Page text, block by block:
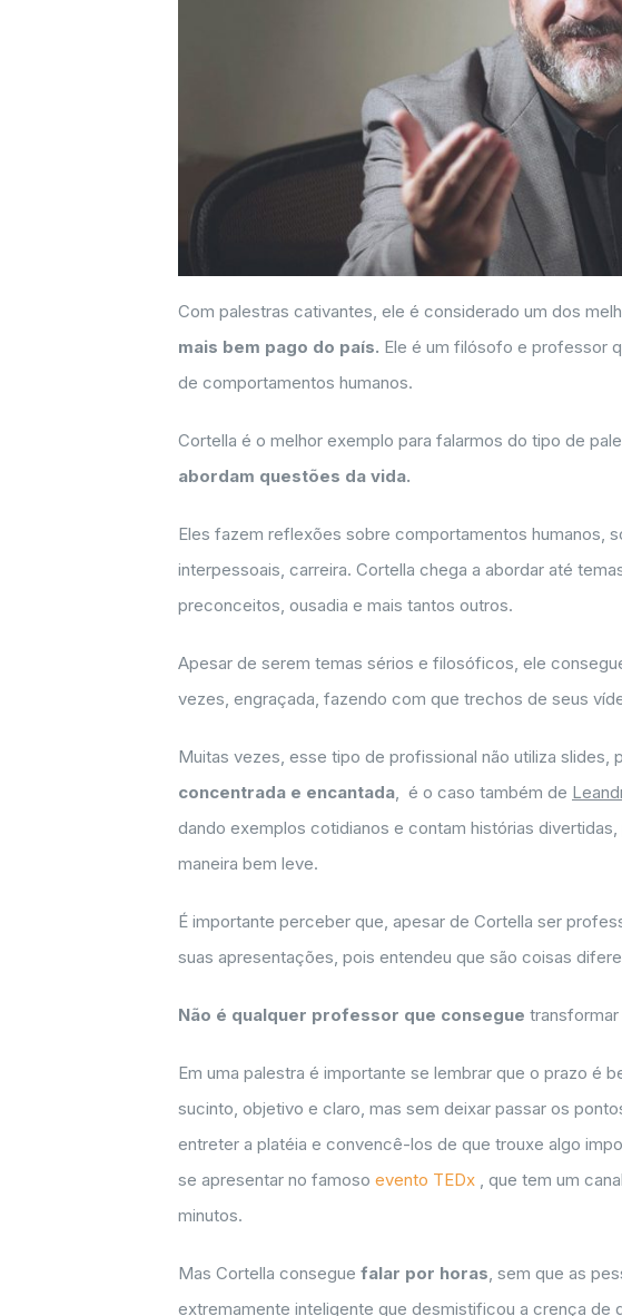
Com palestras cativantes, ele é considerado um dos
mais bem pago do país. Ele é um filósofo e professor
de comportamentos humanos.
Cortella é o melhor exemplo para falarmos do tipo de
abordam questões da vida.
Eles fazem reflexões sobre comportamentos humanos,
interpessoais, carreira. Cortella chega a abordar até
preconceitos, ousadia e mais tantos outros.
Apesar de serem temas sérios e filosóficos, ele
vezes, engraçada, fazendo com que trechos de seus
Muitas vezes, esse tipo de profissional não utiliza slides,
concentrada e encantada , é o caso também de
dando exemplos cotidianos e contam histórias
maneira bem leve.
É importante perceber que, apesar de Cortella ser
suas apresentações, pois entendeu que são coisas
Não é qualquer professor que consegue transformar
Em uma palestra é importante se lembrar que o prazo é
sucinto, objetivo e claro, mas sem deixar passar os
entreter a platéia e convencê-los de que trouxe algo
se apresentar no famoso evento TEDx , que tem um
minutos.
Mas Cortella consegue falar por horas , sem que as
extremamente inteligente que desmistificou a crença de